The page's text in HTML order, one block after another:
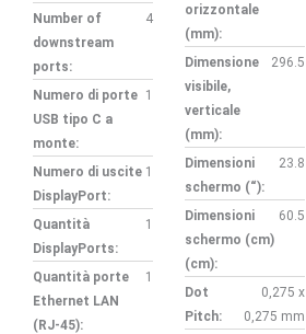
Number of
downstream
ports:
4
Numero di porte
USB tipo C a
monte:
1
Numero di uscite
DisplayPort:
1
Quantità
DisplayPorts:
1
Quantità porte
Ethernet LAN
(RJ-45):
1
orizzontale
(mm):
Dimensione
visibile,
verticale
(mm):
296.5
Dimensioni
schermo (“):
23.8
Dimensioni
schermo (cm)
(cm):
60.5
Dot
Pitch:
0,275 x
0,275 mm